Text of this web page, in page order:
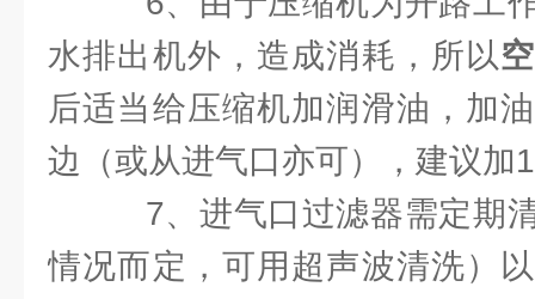
水排出机外，造成消耗，所以
后适当给压缩机加润滑油，加
边（或从进气口亦可），建议加
7、进气口过滤器需定期
情况而定，可用超声波清洗）